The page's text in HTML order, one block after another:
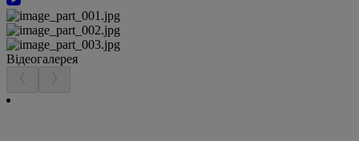
Відеогалерея